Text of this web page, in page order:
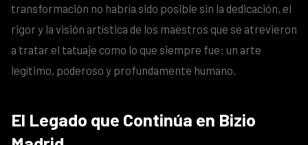
transformación no habría sido posible sin la dedicación, el
rigor y la visión artística de los maestros que se atrevieron
a tratar el tatuaje como lo que siempre fue: un arte
legítimo, poderoso y profundamente humano.
El Legado que Continúa en Bizio